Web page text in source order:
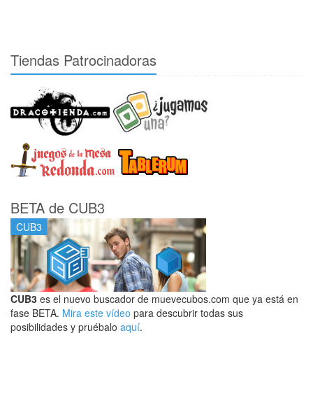
Tiendas Patrocinadoras
BETA de CUB3
CUB3
CUB3 es el nuevo buscador de muevecubos.com que ya está en
fase BETA. Mira este vídeo para descubrir todas sus
posibilidades y pruébalo aquí.